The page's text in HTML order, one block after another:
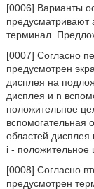
[0006] Варианты
предусматривают
терминал.
[0007] Согласно
предусмотрен
дисплея на
дисплея и n
положительное
вспомогательная
областей
i - положительное
[0008] Согласно
предусмотрен